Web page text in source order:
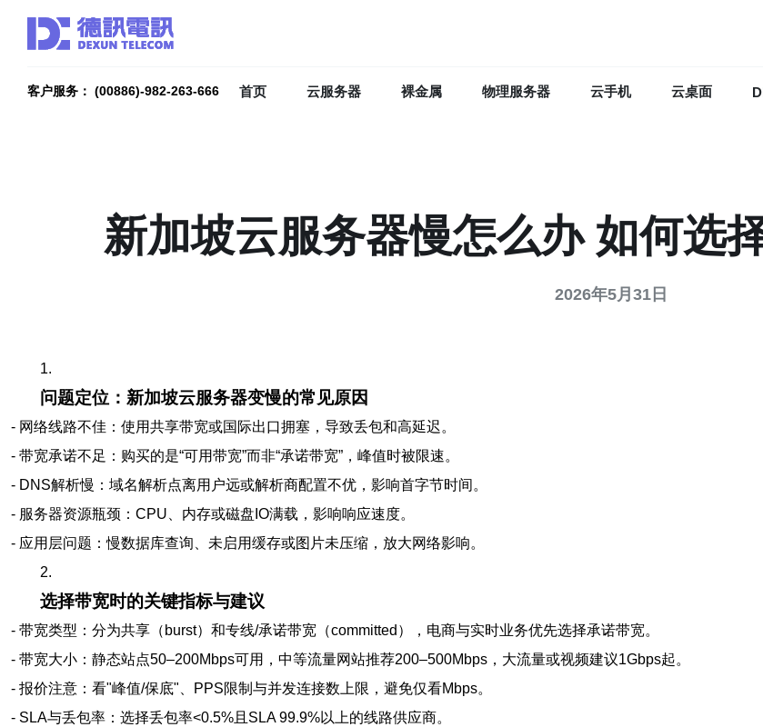
客户服务： (00886)-982-263-666 首页 云服务器 裸金属 物理服务器 云手机 云桌面
新加坡云服务器慢怎么办 如何选
2026年5月31日
1.
问题定位：新加坡云服务器变慢的常见原因
- 网络线路不佳：使用共享带宽或国际出口拥塞，导致丢包和高延迟。
- 带宽承诺不足：购买的是“可用带宽”而非“承诺带宽”，峰值时被限速。
- DNS解析慢：域名解析点离用户远或解析商配置不优，影响首字节时间。
- 服务器资源瓶颈：CPU、内存或磁盘IO满载，影响响应速度。
- 应用层问题：慢数据库查询、未启用缓存或图片未压缩，放大网络影响。
2.
选择带宽时的关键指标与建议
- 带宽类型：分为共享（burst）和专线/承诺带宽（committed），电商与实时业务优先选择承诺带宽。
- 带宽大小：静态站点50–200Mbps可用，中等流量网站推荐200–500Mbps，大流量或视频建议1Gbps起。
- 报价注意：看"峰值/保底"、PPS限制与并发连接数上限，避免仅看Mbps。
- SLA与丢包率：选择丢包率<0.5%且SLA 99.9%以上的线路供应商。